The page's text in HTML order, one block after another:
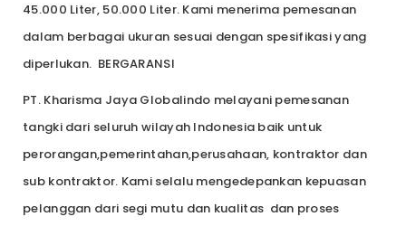
45.000 Liter, 50.000 Liter. Kami menerima pemesanan
dalam berbagai ukuran sesuai dengan spesifikasi yang
diperlukan. BERGARANSI
PT. Kharisma Jaya Globalindo melayani pemesanan
tangki dari seluruh wilayah Indonesia baik untuk
perorangan,pemerintahan,perusahaan, kontraktor dan
sub kontraktor. Kami selalu mengedepankan kepuasan
pelanggan dari segi mutu dan kualitas dan proses